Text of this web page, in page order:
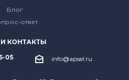
Блог
ответ
КОНТАКТЫ
05
info@apsel.ru